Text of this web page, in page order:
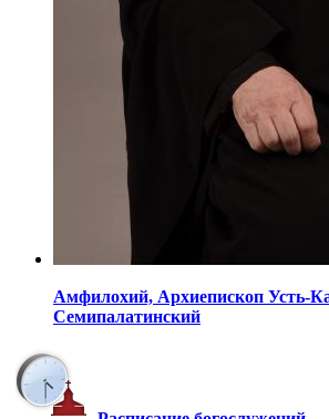
Амфилохий, Архиепископ Усть-
Семипалатинский